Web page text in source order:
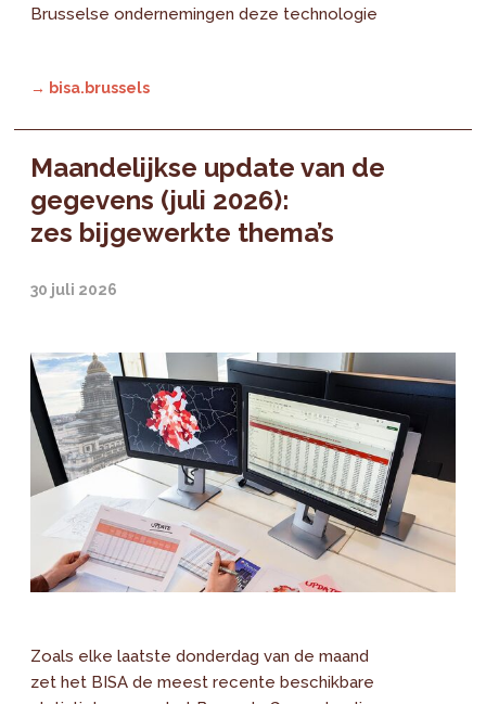
Brusselse ondernemingen deze technologie
→ bisa.brussels
Maandelijkse update van de
gegevens (juli 2026):
zes bijgewerkte thema’s
30 juli 2026
Zoals elke laatste donderdag van de maand
zet het BISA de meest recente beschikbare